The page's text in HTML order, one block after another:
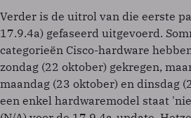
Verder is de uitrol van die eerste
17.9.4a) gefaseerd uitgevoerd.
categorieën Cisco-hardware
zondag (22 oktober) gekregen,
maandag (23 oktober) en dinsdag
een enkel hardwaremodel staat